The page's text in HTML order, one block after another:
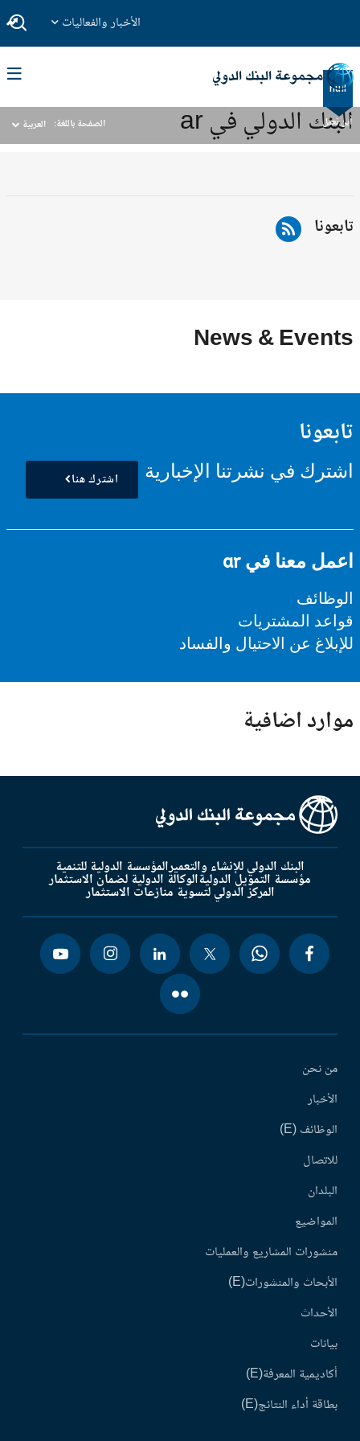
الأخبار والفعاليات
أين نعمل الصفحة باللغة: العربية البنك الدولي في ar
null
تابعونا
News & Events
تابعونا
اشترك في نشرتنا الإخبارية اشترك هنا
اعمل معنا في ar
الوظائف
قواعد المشتريات
للإبلاغ عن الاحتيال والفساد
موارد اضافية
البنك الدولي للإنشاء والتعميرالمؤسسة الدولية للتنمية
مؤسسة التمويل الدوليةالوكالة الدولية لضمان الاستثمار
المركز الدولي لتسوية منازعات الاستثمار
من نحن
الأخبار
الوظائف (E)
للاتصال
البلدان
المواضيع
منشورات المشاريع والعمليات
الأبحاث والمنشورات(E)
الأحداث
بيانات
أكاديمية المعرفة(E)
بطاقة أداء النتائج(E)